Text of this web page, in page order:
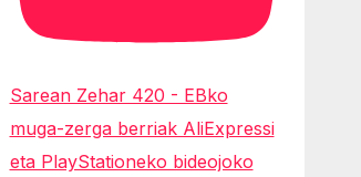
Sarean Zehar 420 - EBko
muga-zerga berriak AliExpressi
eta PlayStationeko bideojoko